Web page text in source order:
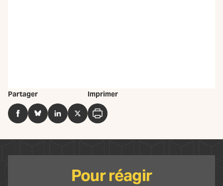
Partager
FacebookBlueSkyLinkedInTwitter
Imprimer
Imprimer
Pour réagir